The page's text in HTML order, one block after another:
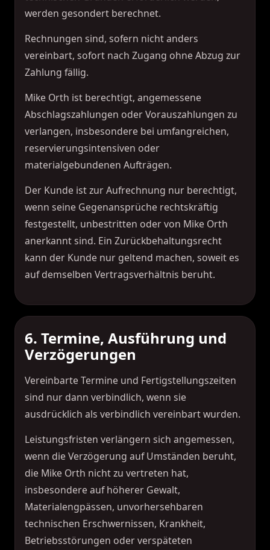
werden gesondert berechnet.
Rechnungen sind, sofern nicht anders
vereinbart, sofort nach Zugang ohne Abzug zur
Zahlung fällig.
Mike Orth ist berechtigt, angemessene
Abschlagszahlungen oder Vorauszahlungen zu
verlangen, insbesondere bei umfangreichen,
reservierungsintensiven oder
materialgebundenen Aufträgen.
Der Kunde ist zur Aufrechnung nur berechtigt,
wenn seine Gegenansprüche rechtskräftig
festgestellt, unbestritten oder von Mike Orth
anerkannt sind. Ein Zurückbehaltungsrecht
kann der Kunde nur geltend machen, soweit es
auf demselben Vertragsverhältnis beruht.
6. Termine, Ausführung und
Verzögerungen
Vereinbarte Termine und Fertigstellungszeiten
sind nur dann verbindlich, wenn sie
ausdrücklich als verbindlich vereinbart wurden.
Leistungsfristen verlängern sich angemessen,
wenn die Verzögerung auf Umständen beruht,
die Mike Orth nicht zu vertreten hat,
insbesondere auf höherer Gewalt,
Materialengpässen, unvorhersehbaren
technischen Erschwernissen, Krankheit,
Betriebsstörungen oder verspäteten